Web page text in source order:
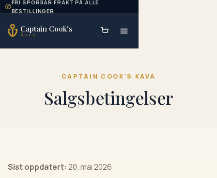
Skip to content
FRI SPORBAR FRAKT PÅ ALLE
BESTILLINGER
Captain Cook's
Kava
CAPTAIN COOK'S KAVA
Salgsbetingelser
Sist oppdatert: 20. mai 2026